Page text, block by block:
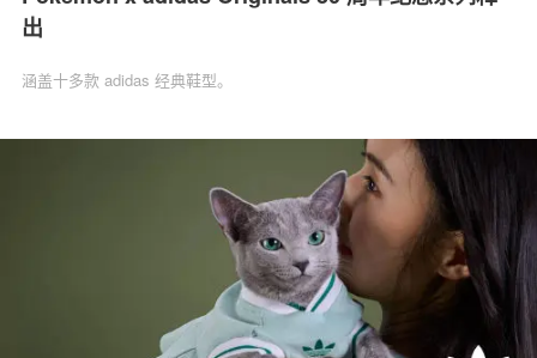
出
涵盖十多款 adidas 经典鞋型。